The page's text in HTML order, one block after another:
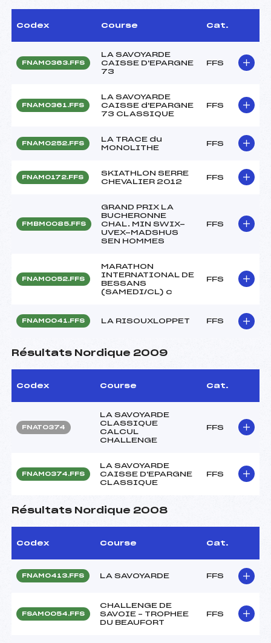
Codex Course Cat.
FNAM0363.FFS
LA SAVOYARDE
CAISSE D'EPARGNE
73
FFS
FNAM0361.FFS
LA SAVOYARDE
CAISSE d'EPARGNE
73 CLASSIQUE
FFS
FNAM0252.FFS
LA TRACE du
MONOLITHE
FFS
FNAM0172.FFS
SKIATHLON SERRE
CHEVALIER 2012
FFS
FMBM0085.FFS
GRAND PRIX LA
BUCHERONNE
CHAL. MIN SWIX-
UVEX-MADSHUS
SEN HOMMES
FFS
FNAM0052.FFS
MARATHON
INTERNATIONAL DE
BESSANS
(SAMEDI/CL) c
FFS
FNAM0041.FFS LA RISOUXLOPPET FFS
Résultats Nordique 2009
Codex Course Cat.
FNAT0374
LA SAVOYARDE
CLASSIQUE
CALCUL
CHALLENGE
FFS
FNAM0374.FFS
LA SAVOYARDE
CAISSE D'EPARGNE
CLASSIQUE
FFS
Résultats Nordique 2008
Codex Course Cat.
FNAM0413.FFS LA SAVOYARDE FFS
FSAM0054.FFS
CHALLENGE DE
SAVOIE – TROPHEE
DU BEAUFORT
FFS